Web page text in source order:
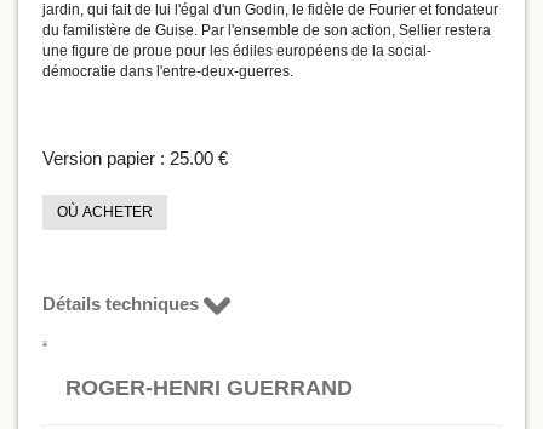
jardin, qui fait de lui l'égal d'un Godin, le fidèle de Fourier et fondateur
du familistère de Guise. Par l'ensemble de son action, Sellier restera
une figure de proue pour les édiles européens de la social-
démocratie dans l'entre-deux-guerres.
Version papier : 25.00 €
OÙ ACHETER
Détails techniques
ROGER-HENRI GUERRAND